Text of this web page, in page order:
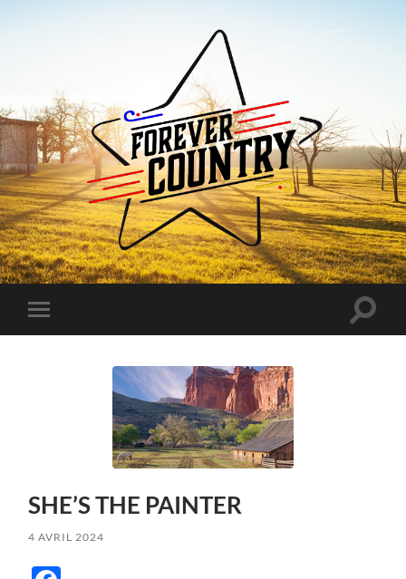
Forever
Country
Toggle
mobile
Toggle
SHE’S THE PAINTER
4 AVRIL 2024